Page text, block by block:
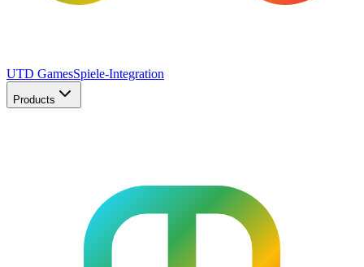
UTD GamesSpiele-Integration
Products